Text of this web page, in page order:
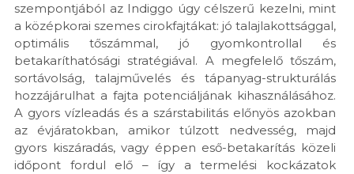
szempontjából az Indiggo úgy célszerű kezelni, mint
a középkorai szemes cirokfajtákat: jó talajlakottsággal,
optimális tőszámmal, jó gyomkontrollal és
betakaríthatósági stratégiával. A megfelelő tőszám,
sortávolság, talajművelés és tápanyag-strukturálás
hozzájárulhat a fajta potenciáljának kihasználásához.
A gyors vízleadás és a szárstabilitás előnyös azokban
az évjáratokban, amikor túlzott nedvesség, majd
gyors kiszáradás, vagy éppen eső-betakarítás közeli
időpont fordul elő – így a termelési kockázatok